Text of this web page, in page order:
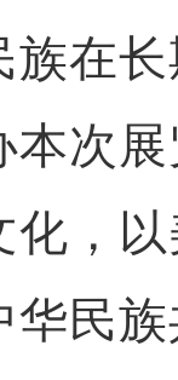
族在
本次
化，
华民